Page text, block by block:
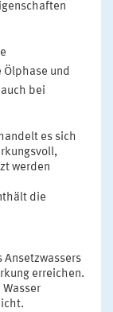
Ölphase und
bei
es sich
werden
die
erreichen.